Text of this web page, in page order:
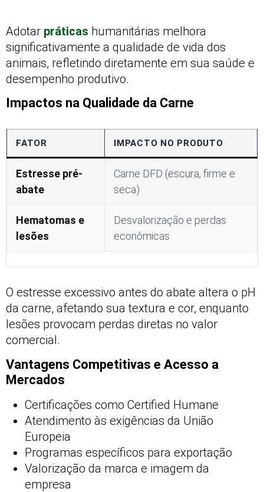
Adotar práticas humanitárias melhora
significativamente a qualidade de vida dos
animais, refletindo diretamente em sua saúde e
desempenho produtivo.
Impactos na Qualidade da Carne
FATOR IMPACTO NO PRODUTO
Estresse pré-
abate
Carne DFD (escura, firme e
seca)
Hematomas e
lesões
Desvalorização e perdas
econômicas
O estresse excessivo antes do abate altera o pH
da carne, afetando sua textura e cor, enquanto
lesões provocam perdas diretas no valor
comercial.
Vantagens Competitivas e Acesso a
Mercados
Certificações como Certified Humane
Atendimento às exigências da União
Europeia
Programas específicos para exportação
Valorização da marca e imagem da
empresa